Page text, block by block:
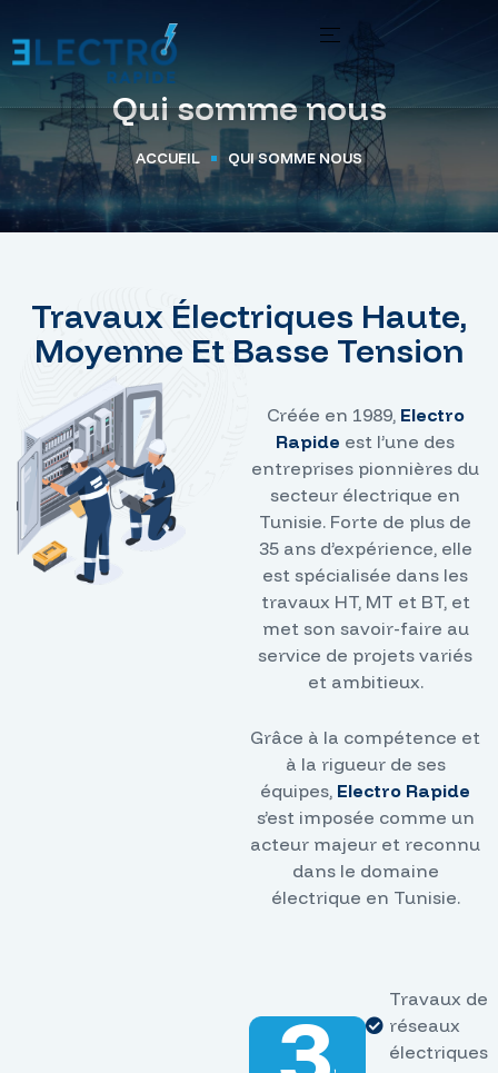
Qui somme nous
ACCUEIL QUI SOMME NOUS
Travaux Électriques Haute,
Moyenne Et Basse Tension
Créée en 1989, Electro
Rapide est l’une des
entreprises pionnières du
secteur électrique en
Tunisie. Forte de plus de
35 ans d’expérience, elle
est spécialisée dans les
travaux HT, MT et BT, et
met son savoir-faire au
service de projets variés
et ambitieux.
Grâce à la compétence et
à la rigueur de ses
équipes, Electro Rapide
s’est imposée comme un
acteur majeur et reconnu
dans le domaine
électrique en Tunisie.
Travaux de
réseaux
électriques